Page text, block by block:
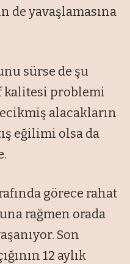
de yavaşlamasına
sürse de şu
kalitesi problemi
alacakların
eğilimi olsa da
görece rahat
rağmen orada
Son
12 aylık